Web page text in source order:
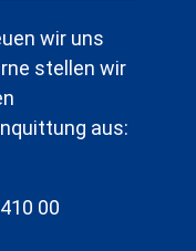
wir uns
stellen wir
aus:
00